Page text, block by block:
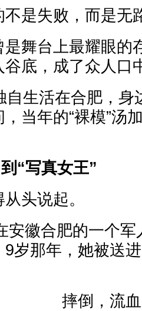
不是失败，而是无
舞台上最耀眼的
底，成了众人口
自生活在合肥，身
当年的“裸模”汤
“写真女王”
头说起。
安徽合肥的一个
岁那年，她被送
摔倒，流